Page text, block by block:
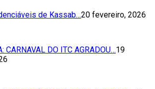
de Kassab…20 fevereiro, 2026
CARNAVAL DO ITC AGRADOU…19